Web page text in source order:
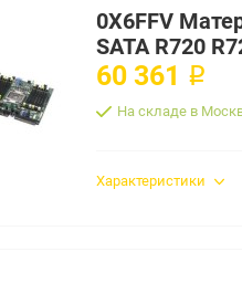
0X6FFV
SATA R720
60 361 ₽
На складе в
Характеристики